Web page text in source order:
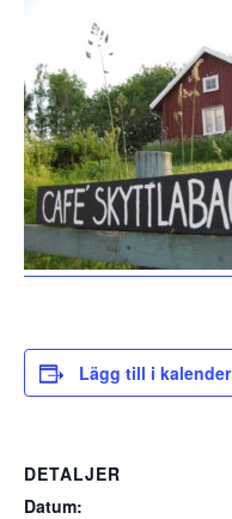
Lägg till i kalender
DETALJER
Datum: